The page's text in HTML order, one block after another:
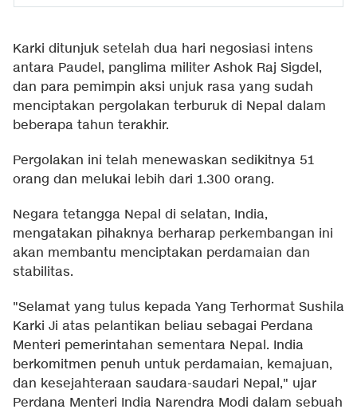
Karki ditunjuk setelah dua hari negosiasi intens
antara Paudel, panglima militer Ashok Raj Sigdel,
dan para pemimpin aksi unjuk rasa yang sudah
menciptakan pergolakan terburuk di Nepal dalam
beberapa tahun terakhir.
Pergolakan ini telah menewaskan sedikitnya 51
orang dan melukai lebih dari 1.300 orang.
Negara tetangga Nepal di selatan, India,
mengatakan pihaknya berharap perkembangan ini
akan membantu menciptakan perdamaian dan
stabilitas.
"Selamat yang tulus kepada Yang Terhormat Sushila
Karki Ji atas pelantikan beliau sebagai Perdana
Menteri pemerintahan sementara Nepal. India
berkomitmen penuh untuk perdamaian, kemajuan,
dan kesejahteraan saudara-saudari Nepal," ujar
Perdana Menteri India Narendra Modi dalam sebuah